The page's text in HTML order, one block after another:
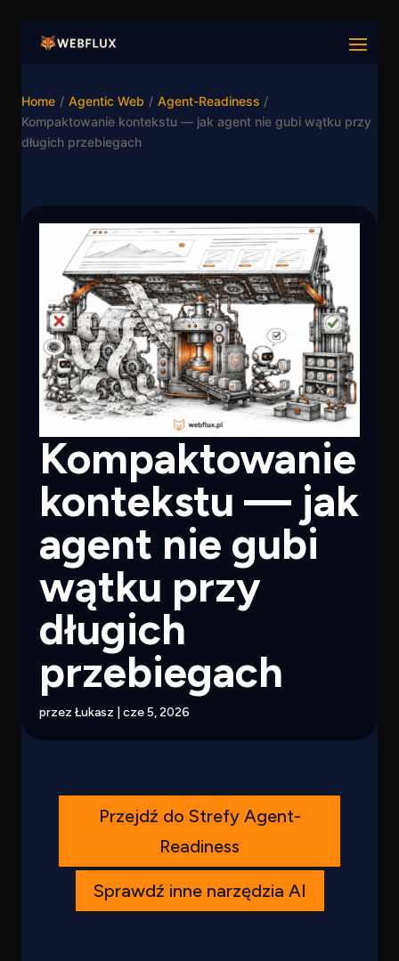
Home / Agentic Web / Agent-Readiness /
Kompaktowanie kontekstu — jak agent nie gubi wątku przy
długich przebiegach
Kompaktowanie
kontekstu — jak
agent nie gubi
wątku przy
długich
przebiegach
przez Łukasz cze 5, 2026
Przejdź do Strefy Agent-
Readiness
Sprawdź inne narzędzia AI